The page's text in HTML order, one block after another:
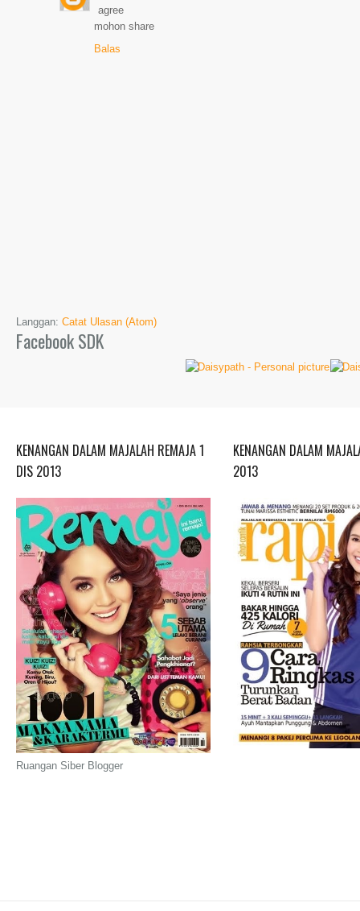
agree
mohon share
Balas
Langgan: Catat Ulasan (Atom)
Facebook SDK
KENANGAN DALAM MAJALAH REMAJA 1
DIS 2013
Ruangan Siber Blogger
KENANGAN DALAM
2013